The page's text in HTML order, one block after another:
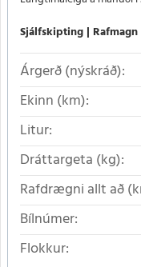
Sjálfskipting Rafmagn
Árgerð (nýskráð):
Ekinn (km):
Litur:
Dráttargeta (kg):
Rafdrægni allt að
Bílnúmer:
Flokkur: